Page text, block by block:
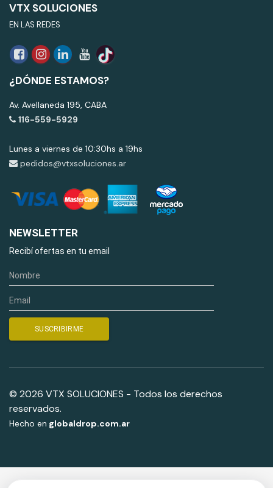
VTX SOLUCIONES
EN LAS REDES
¿DÓNDE ESTAMOS?
Av. Avellaneda 195, CABA
116-559-5929
Lunes a viernes de 10:30hs a 19hs
pedidos@vtxsoluciones.ar
NEWSLETTER
Recibí ofertas en tu email
© 2026 VTX SOLUCIONES - Todos los derechos
reservados.
Hecho en globaldrop.com.ar